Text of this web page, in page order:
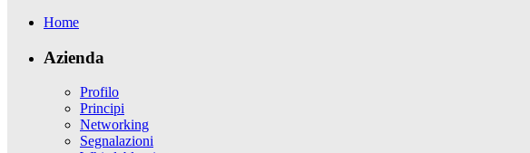
Home
Azienda
Profilo
Principi
Networking
Segnalazioni